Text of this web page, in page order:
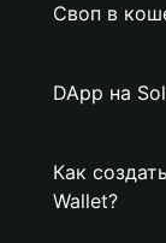
Своп в
DApp на
Как
Wallet?